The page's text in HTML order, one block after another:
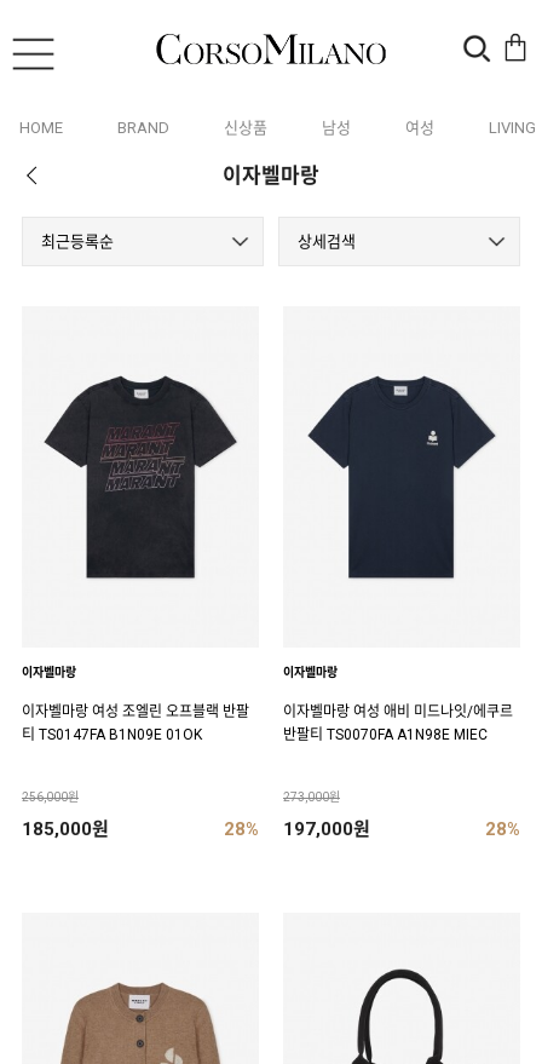
HOME BRAND 신상품 남성 여성 LIVING
이자벨마랑
최근등록순 상세검색
이자벨마랑
이자벨마랑 여성 조엘린 오프블랙 반팔
티 TS0147FA B1N09E 01OK
256,000원
185,000원 28%
이자벨마랑
이자벨마랑 여성 애비 미드나잇/에쿠르
반팔티 TS0070FA A1N98E MIEC
273,000원
197,000원 28%